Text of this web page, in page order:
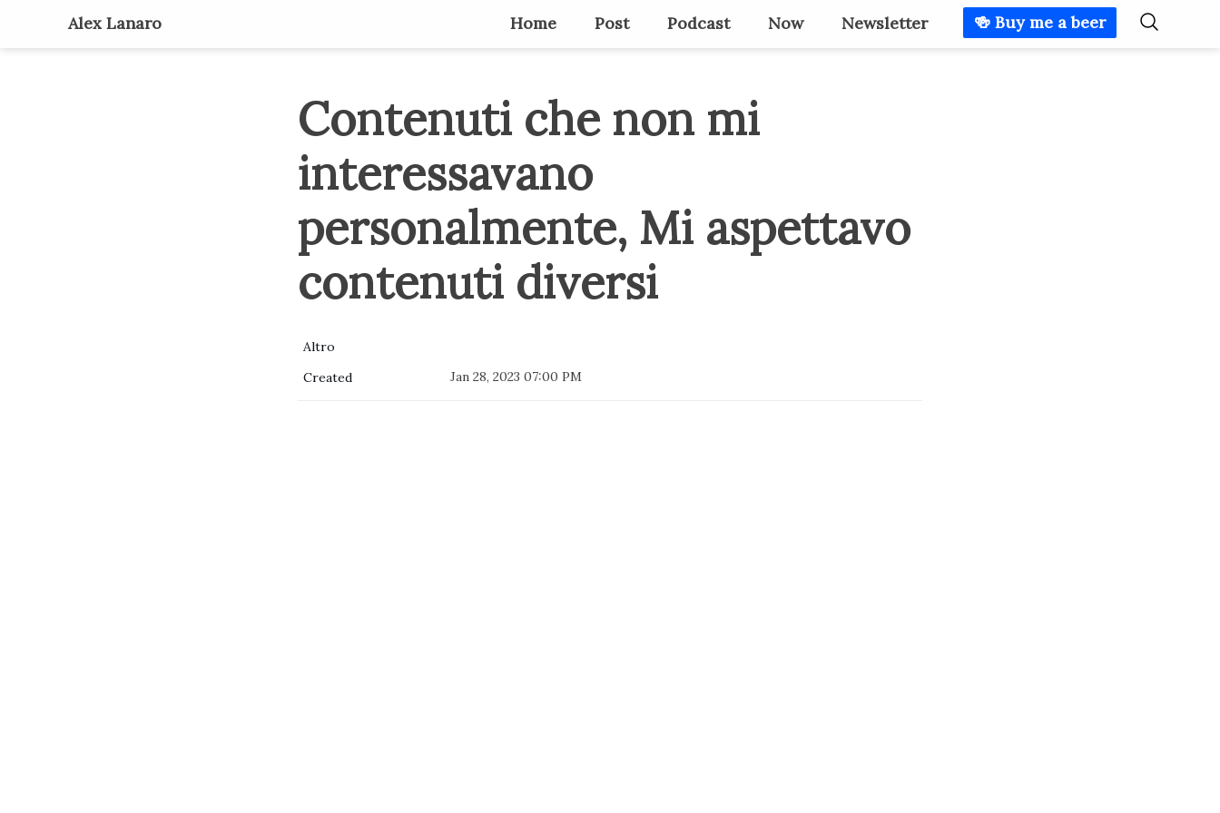
Alex Lanaro Home Post Podcast Now Newsletter 🍻 Buy me a beer
Contenuti che non mi
interessavano
personalmente, Mi aspettavo
contenuti diversi
Altro
Created
Jan 28, 2023 07:00 PM